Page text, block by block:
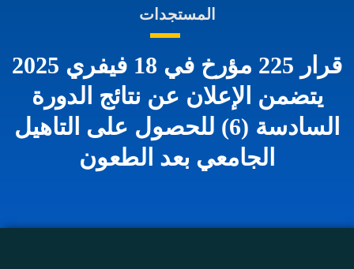
المستجدات
قرار 225 مؤرخ في 18 فيفري 2025
يتضمن الإعلان عن نتائج الدورة
السادسة (6) للحصول على التاهيل
الجامعي بعد الطعون